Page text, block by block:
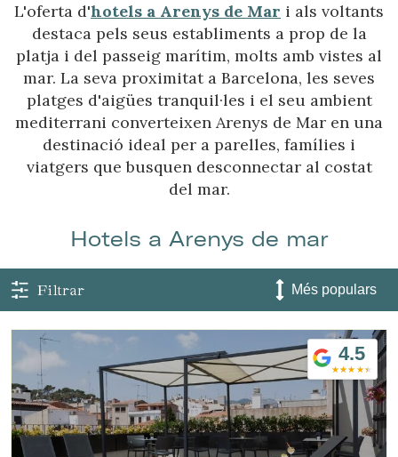
Gestionar la meva reserva
L'oferta d'hotels a Arenys de Mar i als voltants
destaca pels seus establiments a prop de la
platja i del passeig marítim, molts amb vistes al
mar. La seva proximitat a Barcelona, les seves
platges d'aigües tranquil·les i el seu ambient
mediterrani converteixen Arenys de Mar en una
destinació ideal per a parelles, famílies i
viatgers que busquen desconnectar al costat
del mar.
Hotels a Arenys de mar
Filtrar
4.5